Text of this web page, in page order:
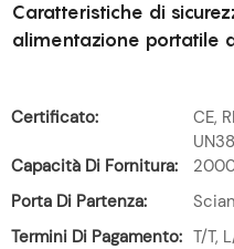
Caratteristiche di
alimentazione portatile
Certificato:
CE,
Capacità Di Fornitura:
Porta Di Partenza:
Termini Di Pagamento: T/T,